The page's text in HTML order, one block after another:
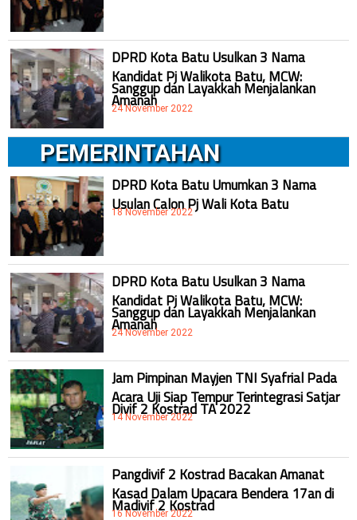
DPRD Kota Batu Usulkan 3 Nama
Kandidat Pj Walikota Batu, MCW:
Sanggup dan Layakkah Menjalankan
Amanah
24 November 2022
PEMERINTAHAN
DPRD Kota Batu Umumkan 3 Nama
Usulan Calon Pj Wali Kota Batu
18 November 2022
DPRD Kota Batu Usulkan 3 Nama
Kandidat Pj Walikota Batu, MCW:
Sanggup dan Layakkah Menjalankan
Amanah
24 November 2022
Jam Pimpinan Mayjen TNI Syafrial Pada
Acara Uji Siap Tempur Terintegrasi Satjar
Divif 2 Kostrad TA 2022
14 November 2022
Pangdivif 2 Kostrad Bacakan Amanat
Kasad Dalam Upacara Bendera 17an di
Madivif 2 Kostrad
16 November 2022